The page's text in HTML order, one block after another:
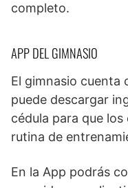
completo.
APP DEL GIMNASIO
El gimnasio cuenta
puede descargar
cédula para que
rutina de
En la App podrás